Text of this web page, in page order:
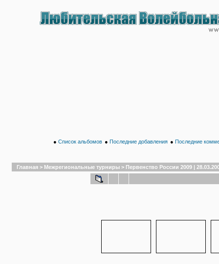
● Список альбомов ● Последние добавления ● Последние
Главная > Межрегиональные турниры > Первенство России 2009 |